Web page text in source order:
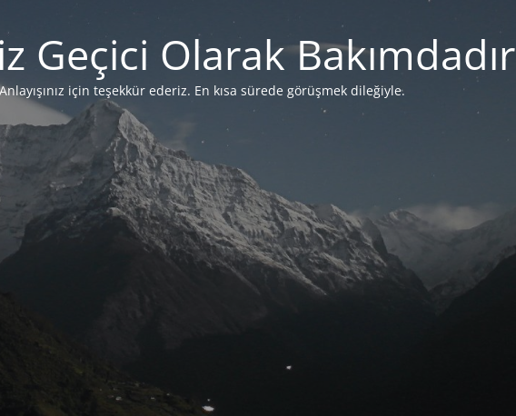
Geçici Olarak Bakımdadır
için teşekkür ederiz. En kısa sürede görüşmek dileğiyle.